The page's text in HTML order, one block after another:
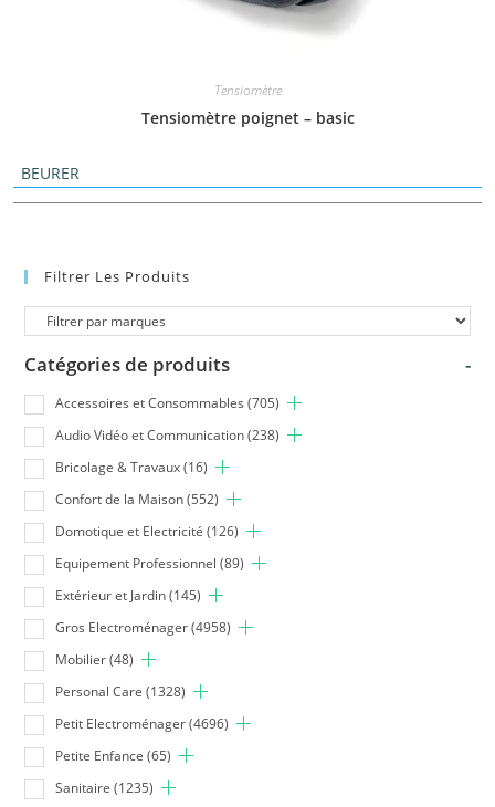
Tensiomètre
Tensiomètre poignet – basic
BEURER
Filtrer Les Produits
Catégories de produits -
Accessoires et Consommables (705)
Audio Vidéo et Communication (238)
Bricolage & Travaux (16)
Confort de la Maison (552)
Domotique et Electricité (126)
Equipement Professionnel (89)
Extérieur et Jardin (145)
Gros Electroménager (4958)
Mobilier (48)
Personal Care (1328)
Petit Electroménager (4696)
Petite Enfance (65)
Sanitaire (1235)